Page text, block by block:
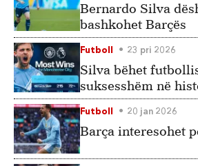
Bernardo Silva
bashkohet Barçës
Futboll 23 pri 2026
Silva bëhet
suksesshëm në
Futboll 20 jan 2026
Barça interesohet